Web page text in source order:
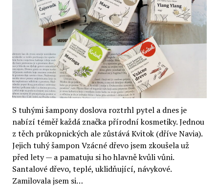
S tuhými šampony doslova roztrhl pytel a dnes je
nabízí téměř každá značka přírodní kosmetiky. Jednou
z těch průkopnických ale zůstává Kvitok (dříve Navia).
Jejich tuhý šampon Vzácné dřevo jsem zkoušela už
před lety — a pamatuju si ho hlavně kvůli vůni.
Santalové dřevo, teplé, uklidňující, návykové.
Zamilovala jsem si…